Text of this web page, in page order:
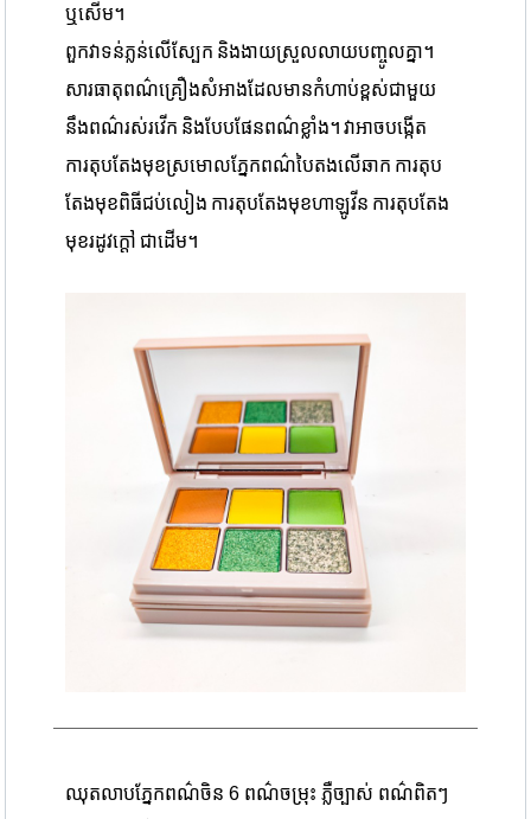
ឬសើម។
ពួកវាទន់ភ្លន់លើស្បែក និងងាយស្រួលលាយបញ្ចូលគ្នា។
សារធាតុពណ៌គ្រឿងសំអាងដែលមានកំហាប់ខ្ពស់ជាមួយ
នឹងពណ៌រស់រវើក និងបែបផែនពណ៌ខ្លាំង។ វាអាចបង្កើត
ការតុបតែងមុខស្រមោលភ្នែកពណ៌បៃតងលើឆាក ការតុប
តែងមុខពិធីជប់លៀង ការតុបតែងមុខហាឡូវីន ការតុបតែង
មុខរដូវក្តៅ ជាដើម។
ឈុតលាបភ្នែកពណ៌ចិន 6 ពណ៌ចម្រុះ ភ្លឺច្បាស់ ពណ៌ពិតៗ